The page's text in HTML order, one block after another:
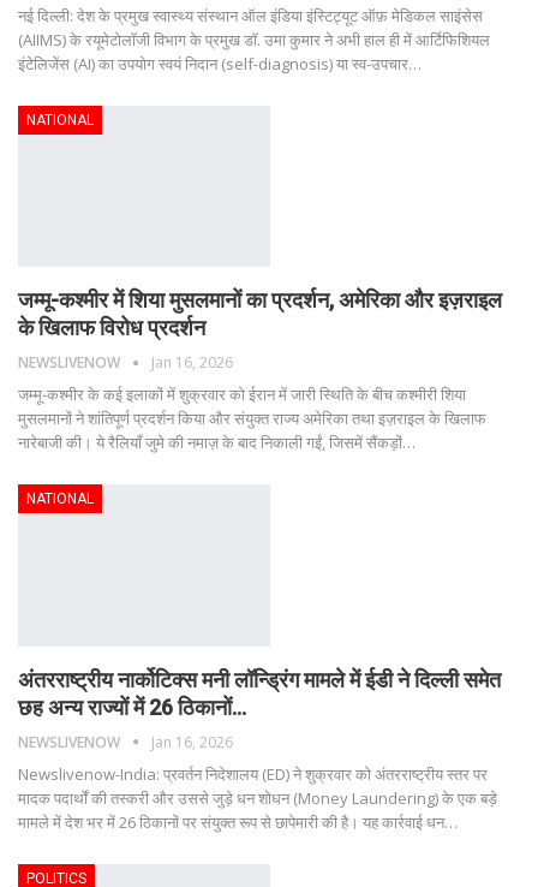
नई दिल्ली: देश के प्रमुख स्वास्थ्य संस्थान ऑल इंडिया इंस्टिट्यूट ऑफ़ मेडिकल साइंसेस
(AIIMS) के रयूमेटोलॉजी विभाग के प्रमुख डॉ. उमा कुमार ने अभी हाल ही में आर्टिफिशियल
इंटेलिजेंस (AI) का उपयोग स्वयं निदान (self-diagnosis) या स्व-उपचार…
NATIONAL
जम्मू-कश्मीर में शिया मुसलमानों का प्रदर्शन, अमेरिका और इज़राइल
के खिलाफ विरोध प्रदर्शन
NEWSLIVENOW Jan 16, 2026
जम्मू-कश्मीर के कई इलाकों में शुक्रवार को ईरान में जारी स्थिति के बीच कश्मीरी शिया
मुसलमानों ने शांतिपूर्ण प्रदर्शन किया और संयुक्त राज्य अमेरिका तथा इज़राइल के खिलाफ
नारेबाजी की। ये रैलियाँ जुमे की नमाज़ के बाद निकाली गईं, जिसमें सैंकड़ों…
NATIONAL
अंतरराष्ट्रीय नार्कोटिक्स मनी लॉन्ड्रिंग मामले में ईडी ने दिल्ली समेत
छह अन्य राज्यों में 26 ठिकानों…
NEWSLIVENOW Jan 16, 2026
Newslivenow-India: प्रवर्तन निदेशालय (ED) ने शुक्रवार को अंतरराष्ट्रीय स्तर पर
मादक पदार्थों की तस्करी और उससे जुड़े धन शोधन (Money Laundering) के एक बड़े
मामले में देश भर में 26 ठिकानों पर संयुक्त रूप से छापेमारी की है। यह कार्रवाई धन…
POLITICS